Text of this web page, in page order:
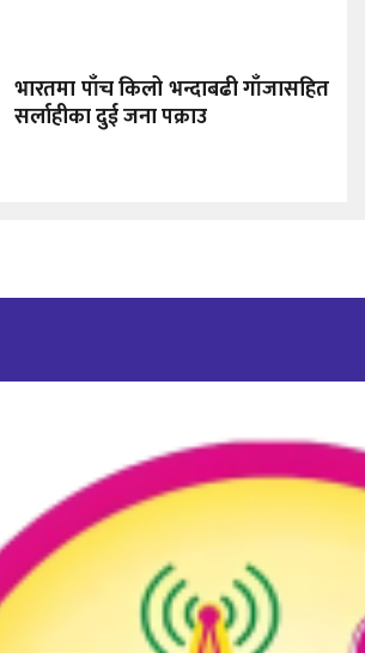
भारतमा पाँच किलो भन्दाबढी गाँजासहित
सर्लाहीका दुई जना पक्राउ